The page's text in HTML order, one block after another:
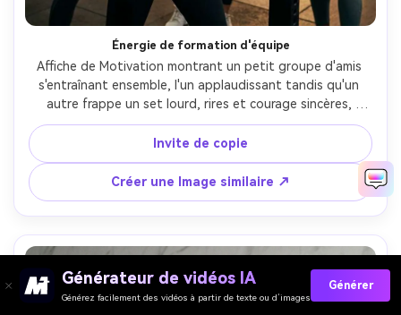
Énergie de formation d'équipe
Affiche de Motivation montrant un petit groupe d'amis
s'entraînant ensemble, l'un applaudissant tandis qu'un
autre frappe un set lourd, rires et courage sincères,
éclairage chaleureux de la salle de sport, profondeur de
champ peu profonde, titre: "Montrez-vous ensemble",
sous-texte: "La communauté alimente la cohérence.",
typographie audacieuse et conviviale, photoréaliste,
Nikon Z8, 35mm, encadrement vertical-AR 4:5
Invite de copie
Créer une Image similaire ↗
Générateur de vidéos IA
Générez facilement des vidéos à partir de texte ou d’images
Générer